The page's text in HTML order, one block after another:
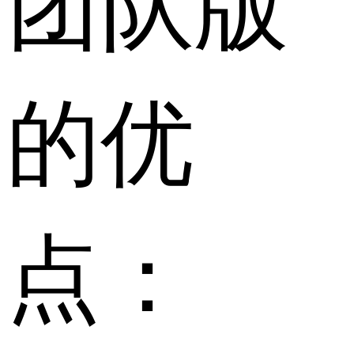
的优
点：